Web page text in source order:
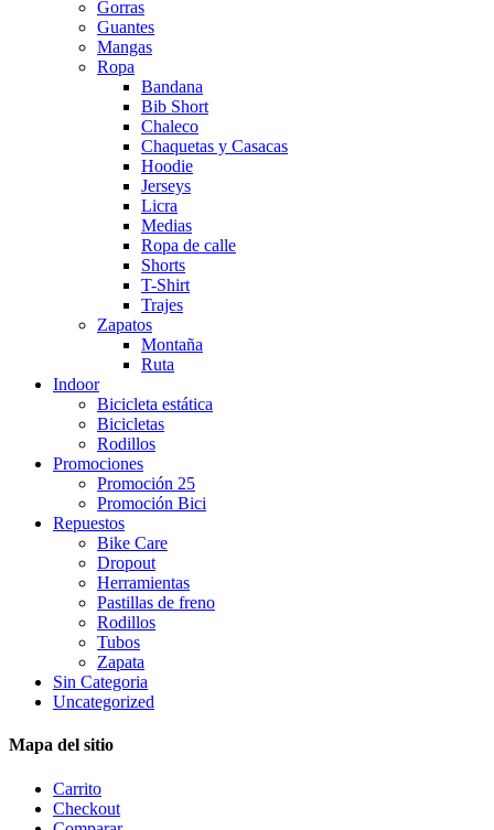
Gorras
Guantes
Mangas
Ropa
Bandana
Bib Short
Chaleco
Chaquetas y Casacas
Hoodie
Jerseys
Licra
Medias
Ropa de calle
Shorts
T-Shirt
Trajes
Zapatos
Montaña
Ruta
Indoor
Bicicleta estática
Bicicletas
Rodillos
Promociones
Promoción 25
Promoción Bici
Repuestos
Bike Care
Dropout
Herramientas
Pastillas de freno
Rodillos
Tubos
Zapata
Sin Categoria
Uncategorized
Mapa del sitio
Carrito
Checkout